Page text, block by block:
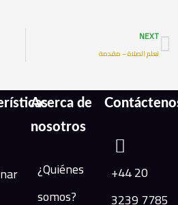
NEXT
تعلم الصلاة – مقدمة
Acerca de
nosotros
¿Quiénes
somos?
+44 20
3239 7785